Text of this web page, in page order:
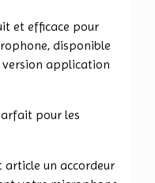
et efficace pour
disponible
version application
pour les
article un accordeur